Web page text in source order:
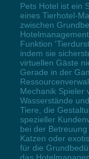
Pets Hotel ist ein
eines Tierhotel-
zwischen
Funktion
indem sie
virtuellen Gäste
Gerade in der
Mechanik Spieler
Wasserstände
Tiere, die
spezieller
bei der
Katzen oder
für die
das